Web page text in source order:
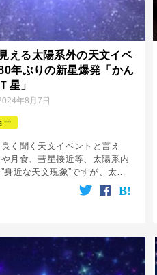
える太陽系外の天文イベ
年ぶりの新星爆発「かん
星」
年8月7日
ー
く聞く天文イベントと言え
月食、彗星接近等、太陽系内
身近な天文現象”ですが、太陽
起こってしかも肉眼で見る事が
文イベントなんてそう滅多にあ